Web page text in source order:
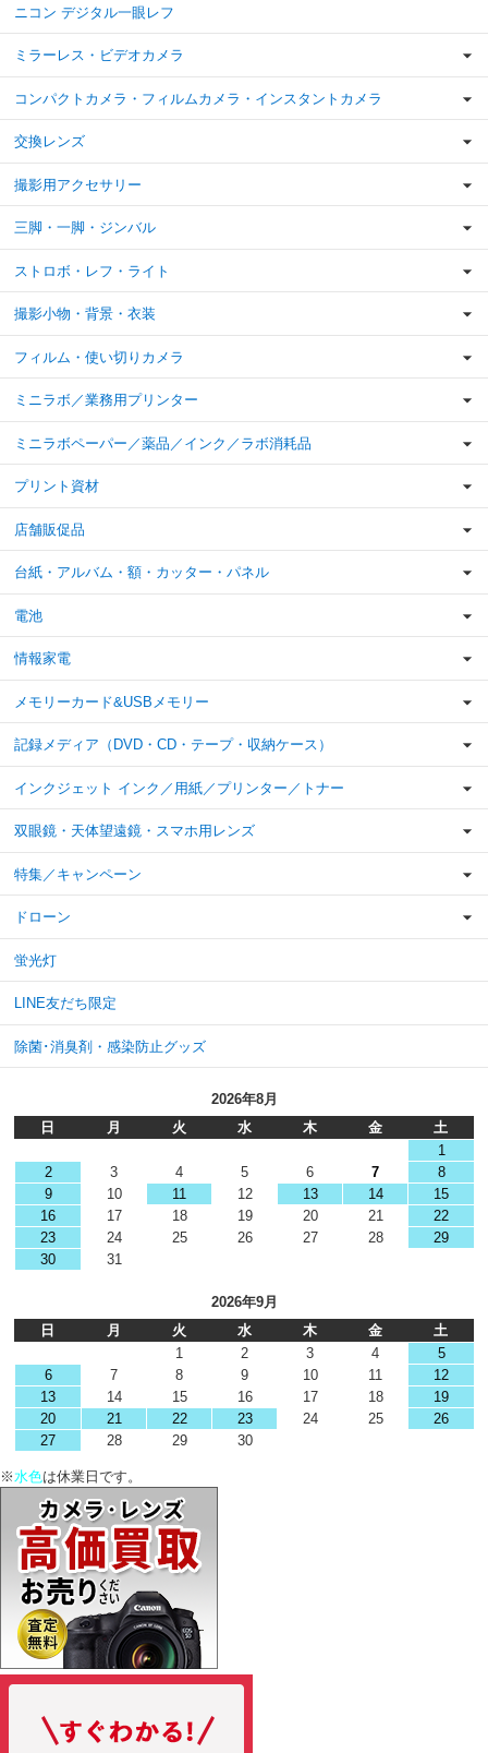
ニコン デジタル一眼レフ
ミラーレス・ビデオカメラ
コンパクトカメラ・フィルムカメラ・インスタントカメラ
交換レンズ
撮影用アクセサリー
三脚・一脚・ジンバル
ストロボ・レフ・ライト
撮影小物・背景・衣装
フィルム・使い切りカメラ
ミニラボ／業務用プリンター
ミニラボペーパー／薬品／インク／ラボ消耗品
プリント資材
店舗販促品
台紙・アルバム・額・カッター・パネル
電池
情報家電
メモリーカード&USBメモリー
記録メディア（DVD・CD・テープ・収納ケース）
インクジェット インク／用紙／プリンター／トナー
双眼鏡・天体望遠鏡・スマホ用レンズ
特集／キャンペーン
ドローン
蛍光灯
LINE友だち限定
除菌･消臭剤・感染防止グッズ
2026年8月
日
月 火 水 木 金
土
1
2
3 4 5 6 7
8
9
10 11 12 13 14
15
16
17 18 19 20 21
22
23
24 25 26 27 28
29
30
31
2026年9月
日
月 火 水 木 金
土
1
2 3 4
5
6
7 8 9 10 11
12
13
14 15 16 17 18
19
20
21 22 23 24 25
26
27
28 29 30
※水色は休業日です。